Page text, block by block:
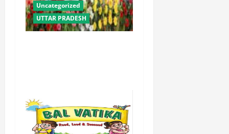
Uncategorized
UTTAR PRADESH